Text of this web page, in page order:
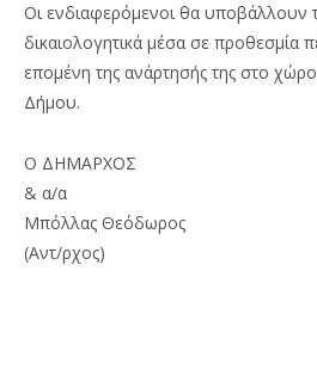
Οι ενδιαφερόμενοι θα υποβάλλουν
δικαιολογητικά μέσα σε προθεσμία
επομένη της ανάρτησής της στο
Δήμου.
Ο ΔΗΜΑΡΧΟΣ
& α/α
Μπόλλας Θεόδωρος
(Αντ/ρχος)